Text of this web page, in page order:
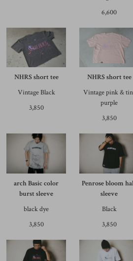
6,600
NHRS short tee
Vintage Black
3,850
NHRS short tee
Vintage pink &
purple
3,850
arch Basic color
burst sleeve
black dye
3,850
Penrose bloom
sleeve
Black
3,850